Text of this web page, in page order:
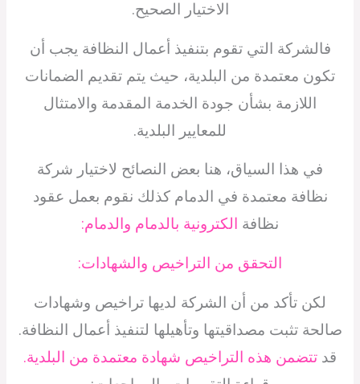
الاختيار الصحيح.
فالشركة التي تقوم بتنفيذ أعمال النظافة يجب أن
تكون معتمدة من البلدية، حيث يتم تقديم الضمانات
اللازمة بشأن جودة الخدمة المقدمة والامتثال
للمعايير البلدية.
في هذا السياق، هنا بعض النصائح لاختيار شركة
نظافة معتمدة في الدمام كذلك نقوم بعمل عقود
نظافة الكترونية بالدمام والدمام:
التحقق من التراخيص والشهادات:
لكن تأكد من أن الشركة لديها تراخيص وشهادات
صالحة تثبت مصداقيتها وتأهيلها لتنفيذ أعمال النظافة.
قد تتضمن هذه التراخيص شهادة معتمدة من البلدية.